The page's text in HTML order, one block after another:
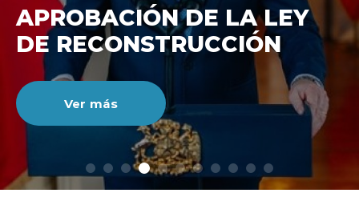
modo claro
DE RECONSTRUCCIÓ
NACIONAL
Ver más